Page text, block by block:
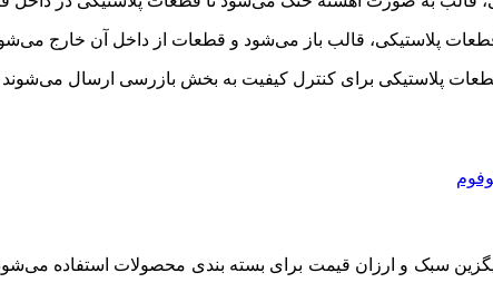
پلاستیکی، قالب باز می‌شود و قطعات از داخل آن خارج
قطعات پلاستیکی برای کنترل کیفیت به بخش بازرسی ارسال
سبک و ارزان قیمت برای بسته بندی محصولات استفاده می‌شود.